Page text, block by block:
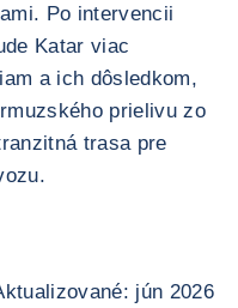
Po intervencii
Katar viac
a ich dôsledkom,
prielivu zo
trasa pre
jún 2026